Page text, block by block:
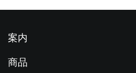
案内
商品